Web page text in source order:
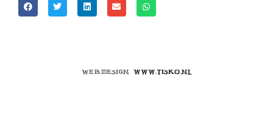
Webdesign www.tisko.nl